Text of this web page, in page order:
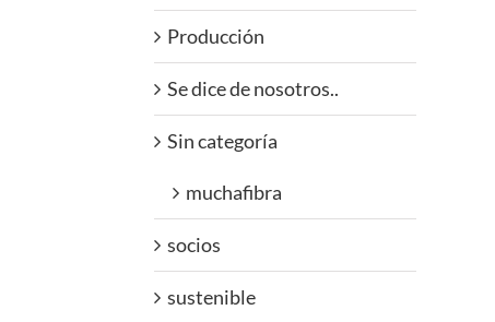
Producción
Se dice de nosotros..
Sin categoría
muchafibra
socios
sustenible